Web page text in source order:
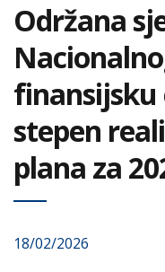
Održana
finansijsku
stepen
plana za
18/02/2026